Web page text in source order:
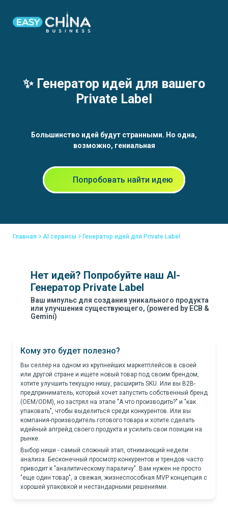
✨ Генератор идей для вашего
Private Label
Большинство идей будут странными. Но одна,
возможно, гениальная
Попробовать найти идею
Главная AI сервисы Генератор идей для Private Label
Нет идей? Попробуйте наш AI-
Генератор Private Label
Ваш импульс для создания уникального продукта
или улучшения существующего, (powered by ECB &
Gemini)
Кому это будет полезно?
Вы селлер на одном из крупнейших маркетплейсов в своей
или другой стране и ищете новый товар под своим брендом,
хотите улучшить текущую нишу, расширить SKU. Или вы B2B-
предприниматель, который хочет запустить собственный бренд
(OEM/ODM), но застрял на этапе "А что производить?" и "как
упаковать", чтобы выделиться среди конкурентов. Или вы
компания-производитель готового товара и хотите сделать
идейный апгрейд своего продукта и усилить свои позиции на
рынке.
Выбор ниши - самый сложный этап, отнимающий недели
анализа. Бесконечный просмотр конкурентов и трендов часто
приводит к "аналитическому параличу". Вам нужен не просто
"еще один товар", а свежая, жизнеспособная MVP концепция с
хорошей упаковкой и нестандарными решениями.